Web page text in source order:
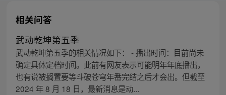
相关问答
武动乾坤第五季
武动乾坤第五季的相关情况如下： - 播出时间：目前尚未
确定具体定档时间。此前有网友表示可能明年年底播出，
也有说被搁置要等斗破苍穹年番完结之后才会出。但截至
2024 年 8 月 18 日，最新消息是动...